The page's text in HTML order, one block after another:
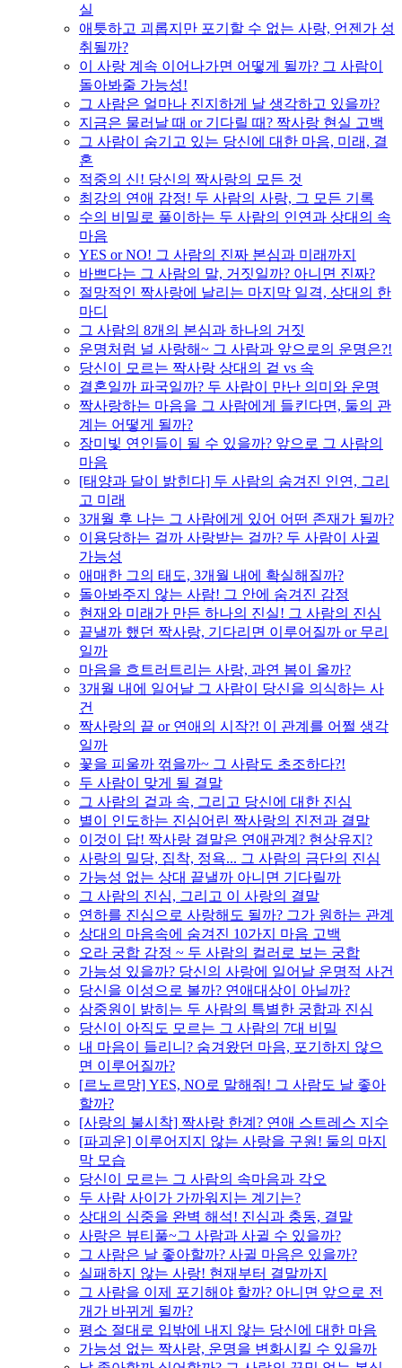
실
애틋하고 괴롭지만 포기할 수 없는 사랑, 언젠가 성
취될까?
이 사랑 계속 이어나가면 어떻게 될까? 그 사람이
돌아봐줄 가능성!
그 사람은 얼마나 진지하게 날 생각하고 있을까?
지금은 물러날 때 or 기다릴 때? 짝사랑 현실 고백
그 사람이 숨기고 있는 당신에 대한 마음, 미래, 결
혼
적중의 신! 당신의 짝사랑의 모든 것
최강의 연애 감정! 두 사람의 사랑, 그 모든 기록
수의 비밀로 풀이하는 두 사람의 인연과 상대의 속
마음
YES or NO! 그 사람의 진짜 본심과 미래까지
바쁘다는 그 사람의 말, 거짓일까? 아니면 진짜?
절망적인 짝사랑에 날리는 마지막 일격, 상대의 한
마디
그 사람의 8개의 본심과 하나의 거짓
운명처럼 널 사랑해~ 그 사람과 앞으로의 운명은?!
당신이 모르는 짝사랑 상대의 겉 vs 속
결혼일까 파국일까? 두 사람이 만난 의미와 운명
짝사랑하는 마음을 그 사람에게 들킨다면, 둘의 관
계는 어떻게 될까?
장미빛 연인들이 될 수 있을까? 앞으로 그 사람의
마음
[태양과 달이 밝힌다] 두 사람의 숨겨진 인연, 그리
고 미래
3개월 후 나는 그 사람에게 있어 어떤 존재가 될까?
이용당하는 걸까 사랑받는 걸까? 두 사람이 사귈
가능성
애매한 그의 태도, 3개월 내에 확실해질까?
돌아봐주지 않는 사람! 그 안에 숨겨진 감정
현재와 미래가 만든 하나의 진실! 그 사람의 진심
끝낼까 했던 짝사랑, 기다리면 이루어질까 or 무리
일까
마음을 흐트러트리는 사랑, 과연 봄이 올까?
3개월 내에 일어날 그 사람이 당신을 의식하는 사
건
짝사랑의 끝 or 연애의 시작?! 이 관계를 어쩔 생각
일까
꽃을 피울까 꺾을까~ 그 사람도 초조하다?!
두 사람이 맞게 될 결말
그 사람의 겉과 속, 그리고 당신에 대한 진심
별이 인도하는 진심어린 짝사랑의 진전과 결말
이것이 답! 짝사랑 결말은 연애관계? 현상유지?
사랑의 밀당, 집착, 정욕... 그 사람의 금단의 진심
가능성 없는 상대 끝낼까 아니면 기다릴까
그 사람의 진심, 그리고 이 사랑의 결말
연하를 진심으로 사랑해도 될까? 그가 원하는 관계
상대의 마음속에 숨겨진 10가지 마음 고백
오라 궁합 감정 ~ 두 사람의 컬러로 보는 궁합
가능성 있을까? 당신의 사랑에 일어날 운명적 사건
당신을 이성으로 볼까? 연애대상이 아닐까?
삼중원이 밝히는 두 사람의 특별한 궁합과 진심
당신이 아직도 모르는 그 사람의 7대 비밀
내 마음이 들리니? 숨겨왔던 마음, 포기하지 않으
면 이루어질까?
[르노르망] YES, NO로 말해줘! 그 사람도 날 좋아
할까?
[사랑의 불시착] 짝사랑 한계? 연애 스트레스 지수
[파괴운] 이루어지지 않는 사랑을 구원! 둘의 마지
막 모습
당신이 모르는 그 사람의 속마음과 각오
두 사람 사이가 가까워지는 계기는?
상대의 심중을 완벽 해석! 진심과 충동, 결말
사랑은 뷰티풀~그 사람과 사귈 수 있을까?
그 사람은 날 좋아할까? 사귈 마음은 있을까?
실패하지 않는 사랑! 현재부터 결말까지
그 사람을 이제 포기해야 할까? 아니면 앞으로 전
개가 바뀌게 될까?
평소 절대로 입밖에 내지 않는 당신에 대한 마음
가능성 없는 짝사랑, 운명을 변화시킬 수 있을까